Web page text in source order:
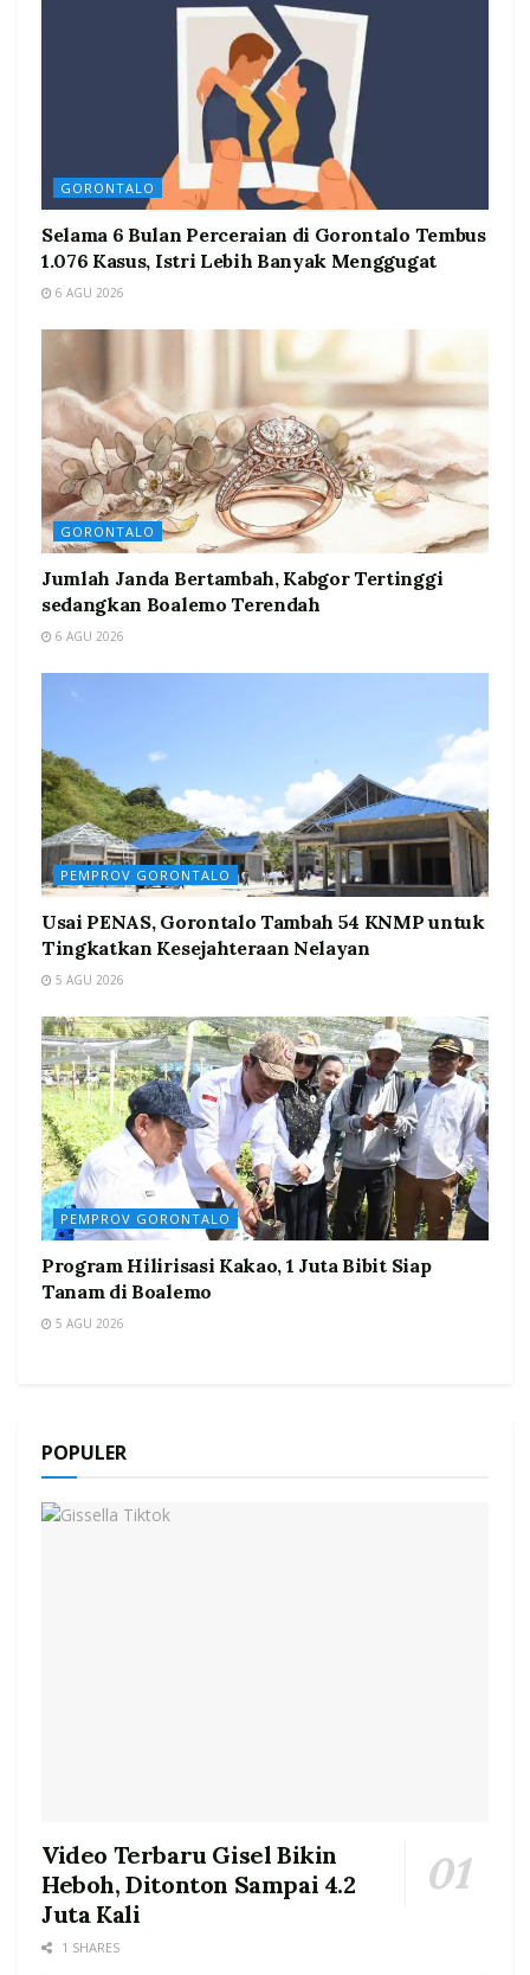
GORONTALO
Selama 6 Bulan Perceraian di Gorontalo Tembus
1.076 Kasus, Istri Lebih Banyak Menggugat
6 AGU 2026
GORONTALO
Jumlah Janda Bertambah, Kabgor Tertinggi
sedangkan Boalemo Terendah
6 AGU 2026
PEMPROV GORONTALO
Usai PENAS, Gorontalo Tambah 54 KNMP untuk
Tingkatkan Kesejahteraan Nelayan
5 AGU 2026
PEMPROV GORONTALO
Program Hilirisasi Kakao, 1 Juta Bibit Siap
Tanam di Boalemo
5 AGU 2026
POPULER
Video Terbaru Gisel Bikin
Heboh, Ditonton Sampai 4.2
Juta Kali
1 SHARES